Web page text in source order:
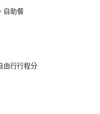
自助餐
由行行程分